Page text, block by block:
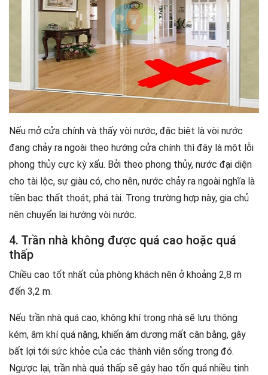
Nếu mở cửa chính và thấy vòi nước, đặc biệt là vòi nước
đang chảy ra ngoài theo hướng cửa chính thì đây là một lỗi
phong thủy cực kỳ xấu. Bởi theo phong thủy, nước đại diện
cho tài lộc, sự giàu có, cho nên, nước chảy ra ngoài nghĩa là
tiền bạc thất thoát, phá tài. Trong trường hợp này, gia chủ
nên chuyển lại hướng vòi nước.
4. Trần nhà không được quá cao hoặc quá
thấp
Chiều cao tốt nhất của phòng khách nên ở khoảng 2,8 m
đến 3,2 m.
Nếu trần nhà quá cao, không khí trong nhà sẽ lưu thông
kém, âm khí quá nặng, khiến âm dương mất cân bằng, gây
bất lợi tới sức khỏe của các thành viên sống trong đó.
Ngược lại, trần nhà quá thấp sẽ gây hao tốn quá nhiều tinh